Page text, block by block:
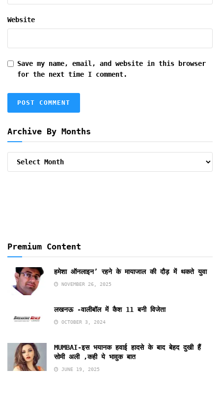
Website
Save my name, email, and website in this browser
for the next time I comment.
Archive By Months
Premium Content
हमेशा ऑनलाइन’ रहने के मायाजाल की दौड़ में थकते युवा
NOVEMBER 26, 2025
लखनऊ -वालीबॉल में कैश 11 बनी विजेता
OCTOBER 3, 2024
MUMBAI-इस भयानक हवाई हादसे के बाद बेहद दुखी हैं
सोमी अली ,कही ये भावुक बात
JUNE 19, 2025